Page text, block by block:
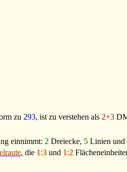
zu 293, ist zu verstehen als 2+3
einnimmt: 2 Dreiecke, 5 Linien und
, die 1 :3 und 1 :2